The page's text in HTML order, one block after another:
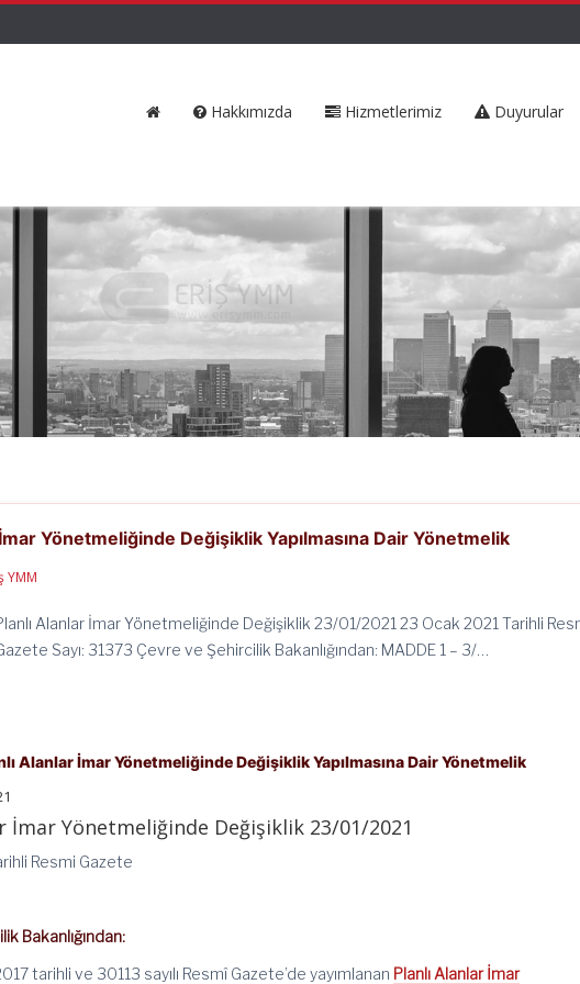
Hakkımızda Hizmetlerimiz Duyurular
Yönetmeliğinde Değişiklik Yapılmasına Dair Yönetmelik
YMM
Alanlar İmar Yönetmeliğinde Değişiklik 23/01/2021 23 Ocak 2021 Tarihli
Sayı: 31373 Çevre ve Şehircilik Bakanlığından: MADDE 1 – 3/…
Alanlar İmar Yönetmeliğinde Değişiklik Yapılmasına Dair Yönetmelik
İmar Yönetmeliğinde Değişiklik 23/01/2021
Resmi Gazete
Bakanlığından:
tarihli ve 30113 sayılı Resmî Gazete’de yayımlanan Planlı Alanlar İmar